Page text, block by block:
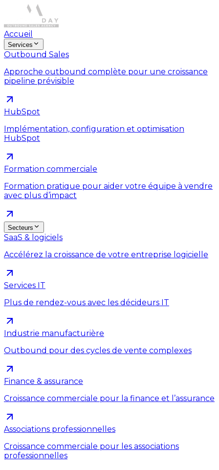
Accueil
Services
Outbound Sales
Approche outbound complète pour une croissance
pipeline prévisible
HubSpot
Implémentation, configuration et optimisation
HubSpot
Formation commerciale
Formation pratique pour aider votre équipe à vendre
avec plus d’impact
Secteurs
SaaS & logiciels
Accélérez la croissance de votre entreprise logicielle
Services IT
Plus de rendez-vous avec les décideurs IT
Industrie manufacturière
Outbound pour des cycles de vente complexes
Finance & assurance
Croissance commerciale pour la finance et l’assurance
Associations professionnelles
Croissance commerciale pour les associations
professionnelles